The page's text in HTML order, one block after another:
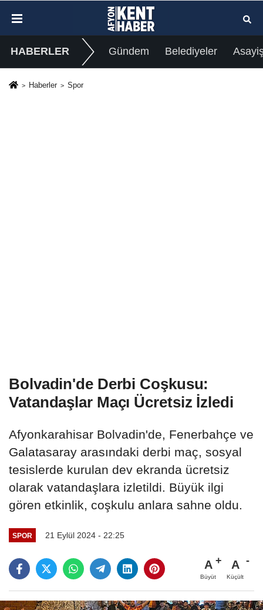
HABERLER Gündem Belediyeler
Haberler Spor
Bolvadin'de Derbi Coşkusu:
Vatandaşlar Maçı Ücretsiz İzledi
Afyonkarahisar Bolvadin'de, Fenerbahçe ve
Galatasaray arasındaki derbi maç, sosyal
tesislerde kurulan dev ekranda ücretsiz
olarak vatandaşlara izletildi. Büyük ilgi
gören etkinlik, coşkulu anlara sahne oldu.
SPOR 21 Eylül 2024 - 22:25
A
Büyüt
A
Küçült